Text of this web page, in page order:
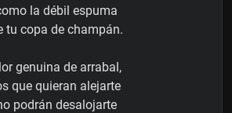
la débil espuma
tu copa de champán.
genuina de arrabal,
que quieran alejarte
podrán desalojarte